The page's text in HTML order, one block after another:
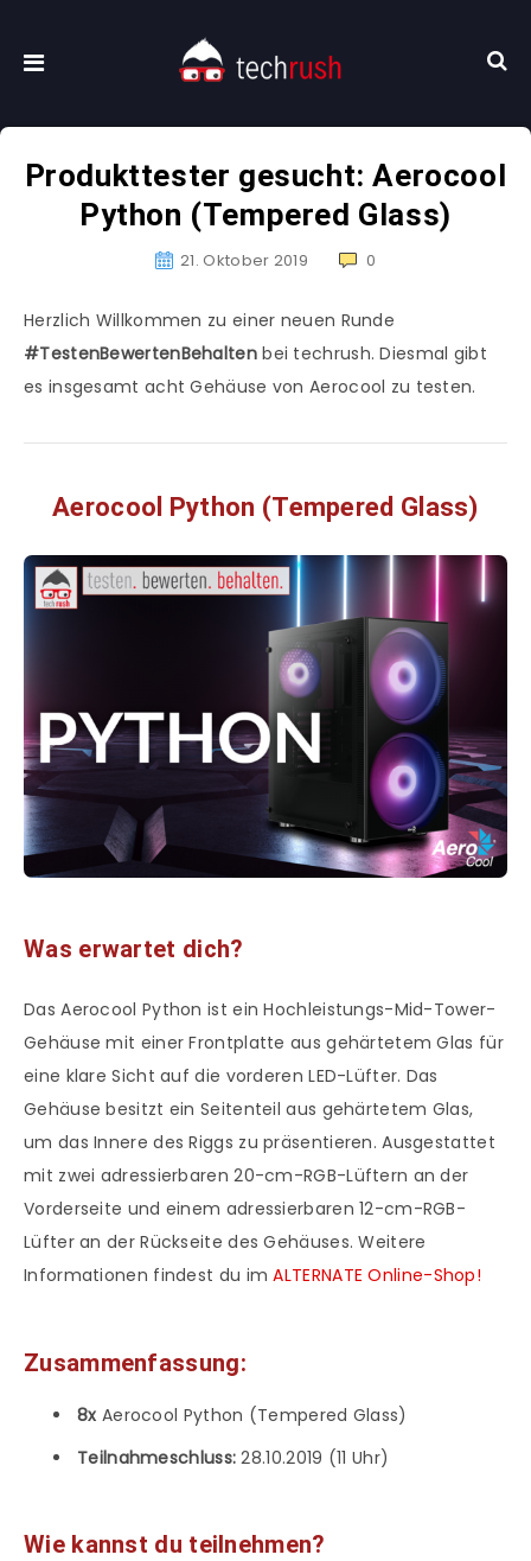
Produkttester gesucht: Aerocool
Python (Tempered Glass)
21. Oktober 2019 0
Herzlich Willkommen zu einer neuen Runde
#TestenBewertenBehaltenbei techrush. Diesmal gibt
es insgesamt acht Gehäuse von Aerocool zu testen.
Aerocool Python (Tempered Glass)
Was erwartet dich?
Das Aerocool Python ist ein Hochleistungs-Mid-Tower-
Gehäuse mit einer Frontplatte aus gehärtetem Glas für
eine klare Sicht auf die vorderen LED-Lüfter. Das
Gehäuse besitzt ein Seitenteil aus gehärtetem Glas,
um das Innere des Riggs zu präsentieren. Ausgestattet
mit zwei adressierbaren 20-cm-RGB-Lüftern an der
Vorderseite und einem adressierbaren 12-cm-RGB-
Lüfter an der Rückseite des Gehäuses. Weitere
Informationen findest du imALTERNATE Online-Shop!
Zusammenfassung:
8x Aerocool Python (Tempered Glass)
Teilnahmeschluss: 28.10.2019 (11 Uhr)
Wie kannst du teilnehmen?